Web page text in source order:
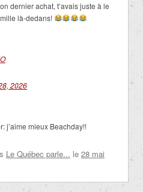
dernier achat, t’avais juste à le
là-dedans!
2026
j’aime mieux Beachday!!
Le Québec parle... le 28 mai